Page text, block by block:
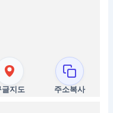
글지도 주소복사